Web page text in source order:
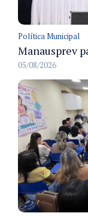
Política Municipal
05/08/2026